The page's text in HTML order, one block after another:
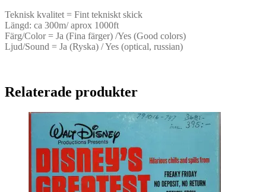
Teknisk kvalitet = Fint tekniskt skick
Längd: ca 300m/ aprox 1000ft
Färg/Color = Ja (Fina färger) /Yes (Good colors)
Ljud/Sound = Ja (Ryska) / Yes (optical, russian)
Relaterade produkter